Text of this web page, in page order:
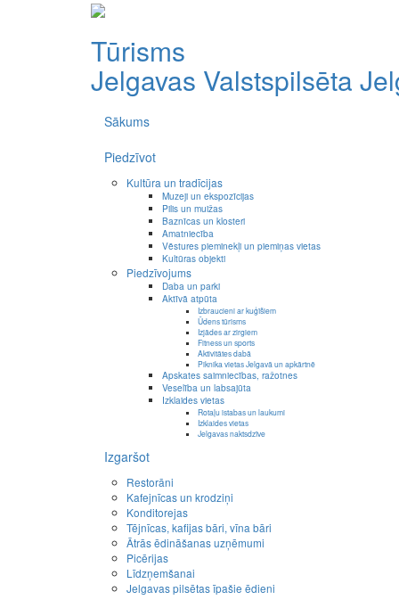
Tūrisms
Jelgavas Valstspilsēta
Sākums
Piedzīvot
Kultūra un tradīcijas
Muzeji un ekspozīcijas
Pilis un muižas
Baznīcas un klosteri
Amatniecība
Vēstures pieminekļi un piemiņas vietas
Kultūras objekti
Piedzīvojums
Daba un parki
Aktīvā atpūta
Izbraucieni ar kuģīšiem
Ūdens tūrisms
Izjādes ar zirgiem
Fitness un sports
Aktivitātes dabā
Piknika vietas Jelgavā un apkārtnē
Apskates saimniecības, ražotnes
Veselība un labsajūta
Izklaides vietas
Rotaļu istabas un laukumi
Izklaides vietas
Jelgavas naktsdzīve
Izgaršot
Restorāni
Kafejnīcas un krodziņi
Konditorejas
Tējnīcas, kafijas bāri, vīna bāri
Ātrās ēdināšanas uzņēmumi
Picērijas
Līdzņemšanai
Jelgavas pilsētas īpašie ēdieni